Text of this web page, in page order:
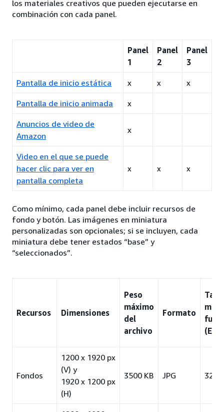
los materiales creativos que pueden ejecutarse en
combinación con cada panel.
Panel
1
Panel
2
Panel
3
Pantalla de inicio estática x x x
Pantalla de inicio animada x
Anuncios de video de
Amazon
x
Video en el que se puede
hacer clic para ver en
pantalla completa
x x x
Como mínimo, cada panel debe incluir recursos de
fondo y botón. Las imágenes en miniatura
personalizadas son opcionales; si se incluyen, cada
miniatura debe tener estados “base” y
“seleccionados”.
Recursos Dimensiones
Peso
máximo
del
archivo
Formato
(EE.
Fondos
1200 x 1920 px
(V) y
1920 x 1200 px
(H)
3500 KB JPG 32